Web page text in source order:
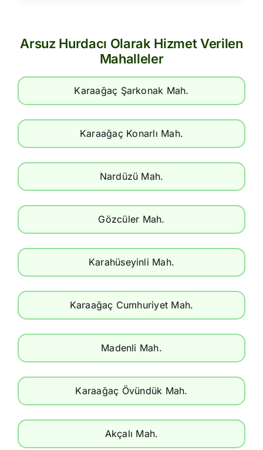
Arsuz Hurdacı Olarak Hizmet Verilen
Mahalleler
Karaağaç Şarkonak Mah.
Karaağaç Konarlı Mah.
Nardüzü Mah.
Gözcüler Mah.
Karahüseyinli Mah.
Karaağaç Cumhuriyet Mah.
Madenli Mah.
Karaağaç Övündük Mah.
Akçalı Mah.